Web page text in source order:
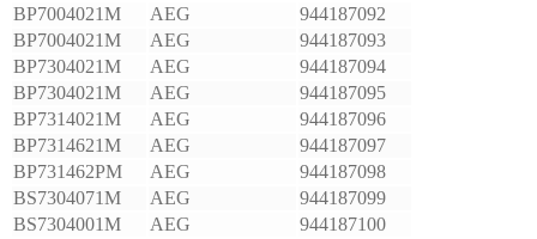
BP7004021M
AEG
944187092
BP7004021M
AEG
944187093
BP7304021M
AEG
944187094
BP7304021M
AEG
944187095
BP7314021M
AEG
944187096
BP7314621M
AEG
944187097
BP731462PM
AEG
944187098
BS7304071M
AEG
944187099
BS7304001M
AEG
944187100